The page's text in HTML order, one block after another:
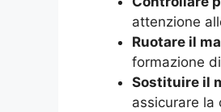
attenzione
Ruotare il
formazione
Sostituire il
assicurare la